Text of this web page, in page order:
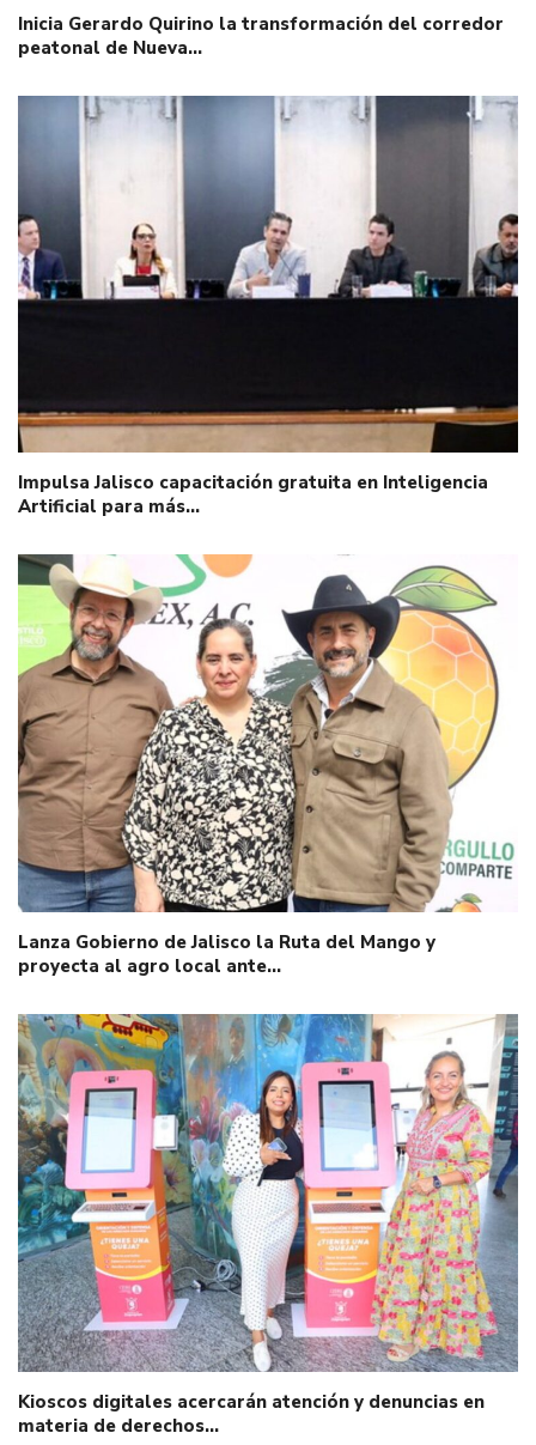
Inicia Gerardo Quirino la transformación del corredor
peatonal de Nueva…
Impulsa Jalisco capacitación gratuita en Inteligencia
Artificial para más…
Lanza Gobierno de Jalisco la Ruta del Mango y
proyecta al agro local ante…
Kioscos digitales acercarán atención y denuncias en
materia de derechos…